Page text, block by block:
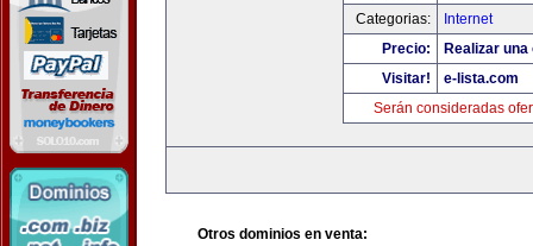
Categorias:
Internet
Precio:
Realizar
Visitar!
e-lista.com
Serán consideradas
Otros dominios en venta: